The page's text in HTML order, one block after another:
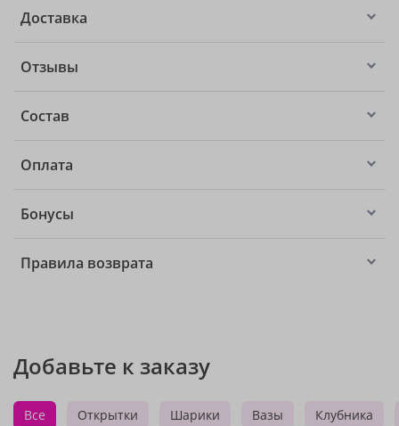
Доставка
Отзывы
Состав
Оплата
Бонусы
Правила возврата
Добавьте к заказу
Все Открытки Шарики Вазы Клубника